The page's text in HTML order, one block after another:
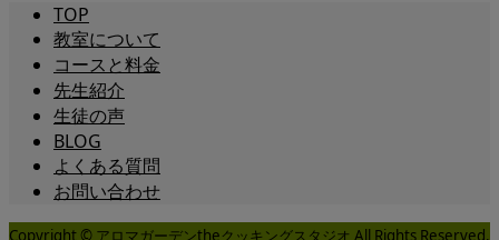
TOP
教室について
コースと料金
先生紹介
生徒の声
BLOG
よくある質問
お問い合わせ
Copyright © アロマガーデンtheクッキングスタジオ All Rights Reserved.